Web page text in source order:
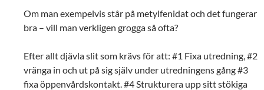
Om man exempelvis står på metylfenidat och det fungerar
bra – vill man verkligen grogga så ofta?
Efter allt djävla slit som krävs för att: #1 Fixa utredning, #2
vränga in och ut på sig själv under utredningens gång #3
fixa öppenvårdskontakt. #4 Strukturera upp sitt stökiga